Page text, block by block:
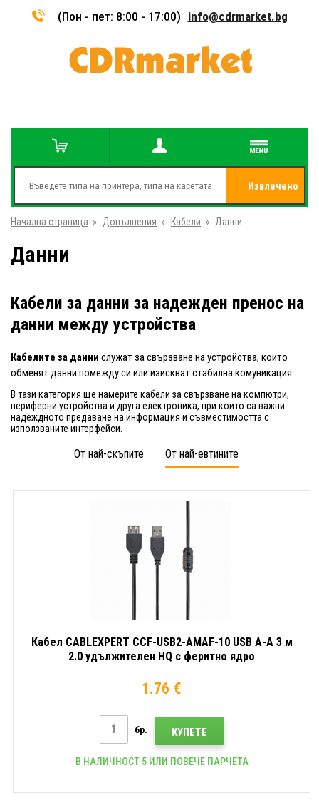
(Пон - пет: 8:00 - 17:00) info@cdrmarket.bg
Извлечено
Начална страница » Допълнения » Кабели » Данни
Данни
Кабели за данни за надежден пренос на
данни между устройства
Кабелите за данни служат за свързване на устройства, които
обменят данни помежду си или изискват стабилна комуникация.
В тази категория ще намерите кабели за свързване на компютри,
периферни устройства и друга електроника, при които са важни
надеждното предаване на информация и съвместимостта с
използваните интерфейси.
От най-скъпите От най-евтините
Кабел CABLEXPERT CCF-USB2-AMAF-10 USB A-A 3 м
2.0 удължителен HQ с феритно ядро
1.76 €
бр. КУПЕТЕ
В НАЛИЧНОСТ 5 ИЛИ ПОВЕЧЕ ПАРЧЕТА